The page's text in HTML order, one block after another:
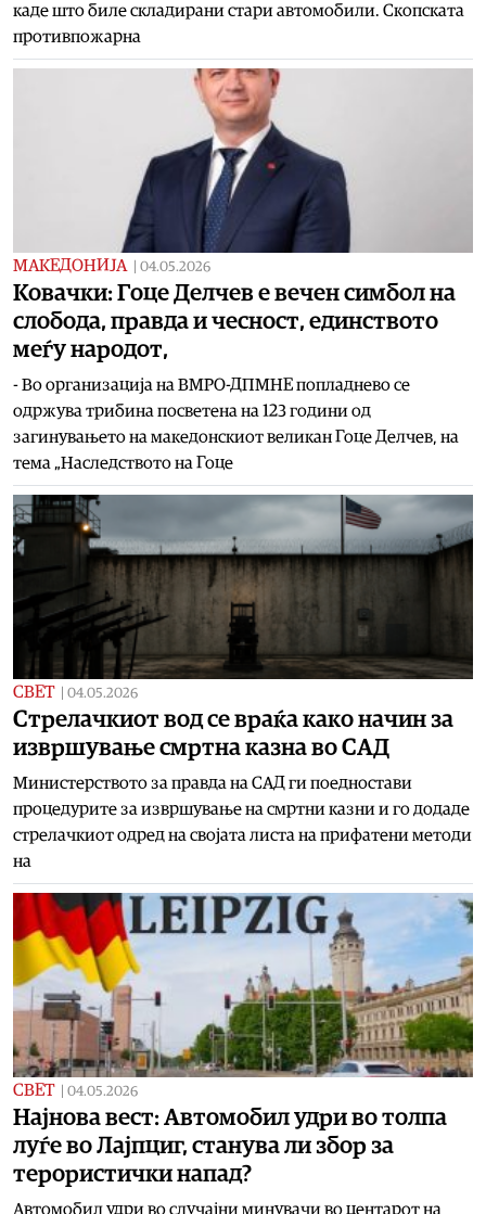
каде што биле складирани стари автомобили. Скопската
противпожарна
МАКЕДОНИЈА 04.05.2026
Ковачки: Гоце Делчев е вечен симбол на
слобода, правда и чесност, единството
меѓу народот,
- Во организација на ВМРО-ДПМНЕ попладнево се
одржува трибина посветена на 123 години од
загинувањето на македонскиот великан Гоце Делчев, на
тема „Наследството на Гоце
СВЕТ 04.05.2026
Стрелачкиот вод се враќа како начин за
извршување смртна казна во САД
Министерството за правда на САД ги поедностави
процедурите за извршување на смртни казни и го додаде
стрелачкиот одред на својата листа на прифатени методи
на
СВЕТ 04.05.2026
Најнова вест: Aвтомобил удри во толпа
луѓе во Лајпциг, станува ли збор за
терористички напад?
Автомобил удри во случајни минувачи во центарот на